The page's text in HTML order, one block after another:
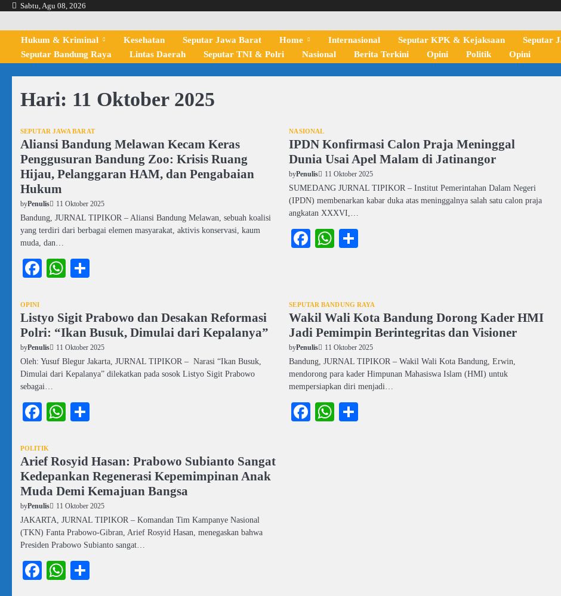
Skip
content
Sabtu, Agu 08, 2026
Hukum & Kriminal Kesehatan Seputar Jawa Barat Home Internasional Seputar KPK & Kejaksaan Seputar
Seputar Bandung Raya
Lintas Daerah Seputar TNI & Polri Nasional Berita Terkini Opini Politik Opini
Hari: 11 Oktober 2025
SEPUTAR JAWA BARAT
Aliansi Bandung Melawan Kecam Keras
Penggusuran Bandung Zoo: Krisis Ruang
Hijau, Pelanggaran HAM, dan Pengabaian
Hukum
byPenulis 11 Oktober 2025
Bandung, JURNAL TIPIKOR – Aliansi Bandung Melawan, sebuah koalisi
yang terdiri dari berbagai elemen masyarakat, aktivis konservasi, kaum
muda, dan…
Facebook
WhatsApp
NASIONAL
IPDN Konfirmasi Calon Praja Meninggal
Dunia Usai Apel Malam di Jatinangor
byPenulis 11 Oktober 2025
SUMEDANG JURNAL TIPIKOR – Institut Pemerintahan Dalam Negeri
(IPDN) membenarkan kabar duka atas meninggalnya salah satu calon praja
angkatan XXXVI,…
Facebook
WhatsApp
OPINI
Listyo Sigit Prabowo dan Desakan Reformasi
Polri: “Ikan Busuk, Dimulai dari Kepalanya”
byPenulis 11 Oktober 2025
Oleh: Yusuf Blegur Jakarta, JURNAL TIPIKOR – Narasi “Ikan Busuk,
Dimulai dari Kepalanya” dilekatkan pada sosok Listyo Sigit Prabowo
sebagai…
Facebook
WhatsApp
SEPUTAR BANDUNG RAYA
Wakil Wali Kota Bandung Dorong Kader HMI
Jadi Pemimpin Berintegritas dan Visioner
byPenulis 11 Oktober 2025
Bandung, JURNAL TIPIKOR – Wakil Wali Kota Bandung, Erwin,
mendorong para kader Himpunan Mahasiswa Islam (HMI) untuk
mempersiapkan diri menjadi…
Facebook
WhatsApp
POLITIK
Arief Rosyid Hasan: Prabowo Subianto Sangat
Kedepankan Regenerasi Kepemimpinan Anak
Muda Demi Kemajuan Bangsa
byPenulis 11 Oktober 2025
JAKARTA, JURNAL TIPIKOR – Komandan Tim Kampanye Nasional
(TKN) Fanta Prabowo-Gibran, Arief Rosyid Hasan, menegaskan bahwa
Presiden Prabowo Subianto sangat…
Facebook
WhatsApp